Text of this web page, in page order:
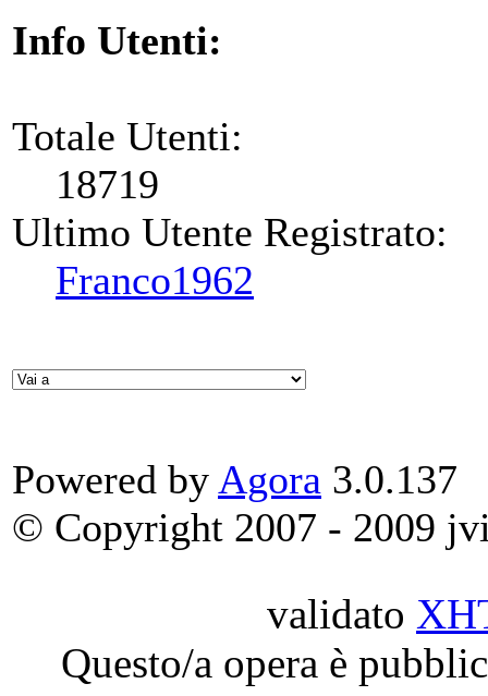
Info Utenti:
Totale Utenti:
18719
Ultimo Utente Registrato:
Franco1962
Powered by Agora 3.0.137
© Copyright 2007 - 2009
validato
Questo/a opera è